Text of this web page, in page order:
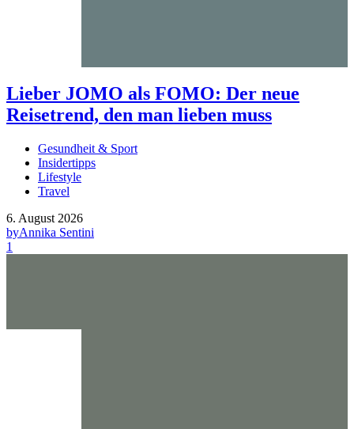
Lieber JOMO als FOMO: Der neue
Reisetrend, den man lieben muss
Gesundheit & Sport
Insidertipps
Lifestyle
Travel
6. August 2026
byAnnika Sentini
1